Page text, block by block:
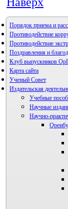
Порядок приема и
Противодействие
Противодействие
Поздравления и
Клуб выпускников
Карта сайта
Ученый Совет
Издательская
Учебные
Научные
Научно-